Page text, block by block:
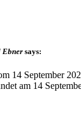
Ebner says:
14 September
am 14